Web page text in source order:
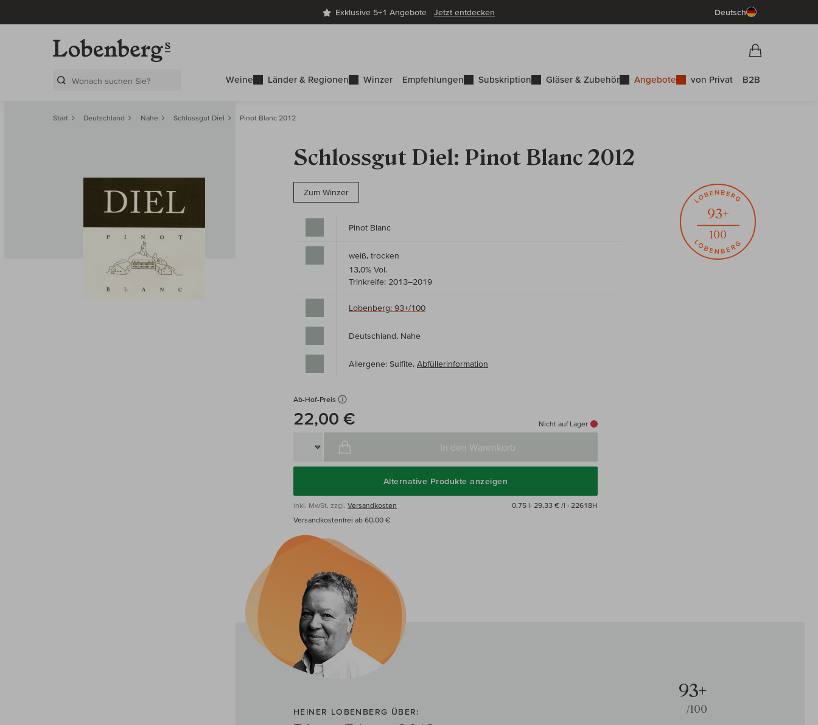
Exklusive 5+1 Angebote Jetzt entdecken Deutsch
Weine Länder & Regionen Winzer Empfehlungen Subskription Gläser & Zubehör Angebote von Privat B2B
Start Deutschland Nahe Schlossgut Diel Pinot Blanc 2012
Schlossgut Diel: Pinot Blanc 2012
Zum Winzer
93+
100
Pinot Blanc
weiß, trocken
13,0% Vol.
Trinkreife: 2013–2019
Lobenberg: 93+/100
Deutschland, Nahe
Allergene: Sulfite, Abfüllerinformation
Ab-Hof-Preis
22,00 € Nicht auf Lager
In den Warenkorb
Alternative Produkte anzeigen
inkl. MwSt, zzgl. Versandkosten 0,75 l· 29,33 € /l · 22618H
Versandkostenfrei ab 60,00 €
HEINER LOBENBERG ÜBER:
93+
/100